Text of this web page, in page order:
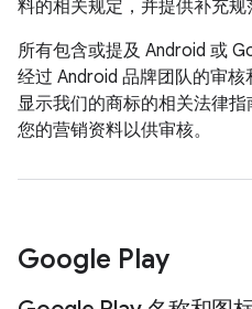
料的相关规定，并提供补充规
所有包含或提及 Android 或
经过 Android 品牌团队的审
显示我们的商标的相关法律指
您的营销资料以供审核。
Google Play